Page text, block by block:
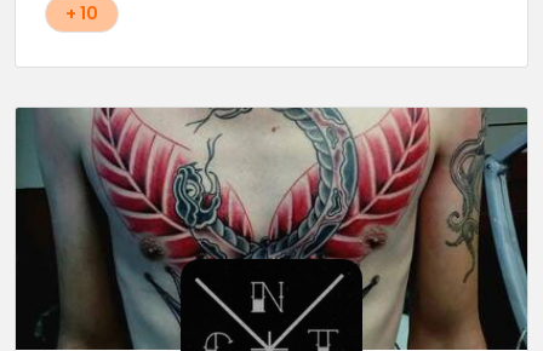
+ 10